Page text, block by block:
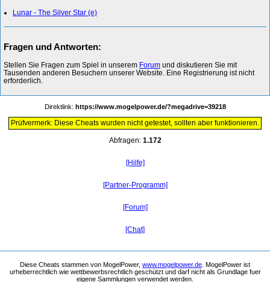
Lunar - The Silver Star (e)
Fragen und Antworten:
Stellen Sie Fragen zum Spiel in unserem Forum und diskutieren Sie mit
Tausenden anderen Besuchern unserer Website. Eine Registrierung ist nicht
erforderlich.
Direktlink: https://www.mogelpower.de/?megadrive=39218
Prüfvermerk: Diese Cheats wurden nicht getestet, sollten aber funktionieren.
Abfragen: 1.172
[Hilfe]
[Partner-Programm]
[Forum]
[Chat]
Diese Cheats stammen von MogelPower, www.mogelpower.de . MogelPower ist
urheberrechtlich wie wettbewerbsrechtlich geschützt und darf nicht als Grundlage fuer
eigene Sammlungen verwendet werden.